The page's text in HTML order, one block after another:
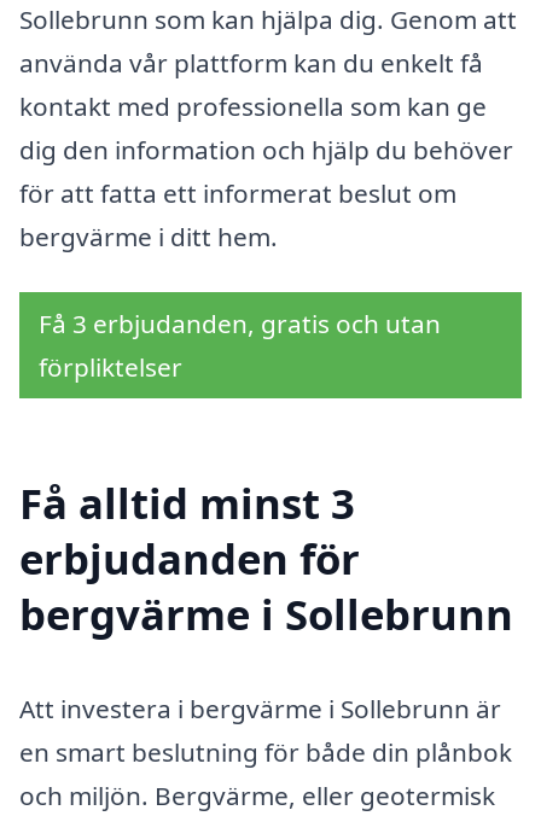
Sollebrunn som kan hjälpa dig. Genom att
använda vår plattform kan du enkelt få
kontakt med professionella som kan ge
dig den information och hjälp du behöver
för att fatta ett informerat beslut om
bergvärme i ditt hem.
Få 3 erbjudanden, gratis och utan
förpliktelser
Få alltid minst 3
erbjudanden för
bergvärme i Sollebrunn
Att investera i bergvärme i Sollebrunn är
en smart beslutning för både din plånbok
och miljön. Bergvärme, eller geotermisk